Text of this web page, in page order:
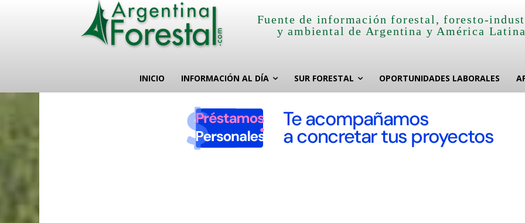
Fuente de información forestal, foresto-
y ambiental de Argentina y América
INICIO INFORMACIÓN AL DÍA SUR FORESTAL OPORTUNIDADES LABORALES